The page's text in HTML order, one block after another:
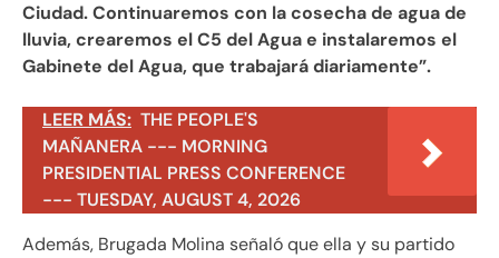
Ciudad. Continuaremos con la cosecha de agua de
lluvia, crearemos el C5 del Agua e instalaremos el
Gabinete del Agua, que trabajará diariamente”.
LEER MÁS: THE PEOPLE'S
MAÑANERA --- MORNING
PRESIDENTIAL PRESS CONFERENCE
--- TUESDAY, AUGUST 4, 2026
Además, Brugada Molina señaló que ella y su partido